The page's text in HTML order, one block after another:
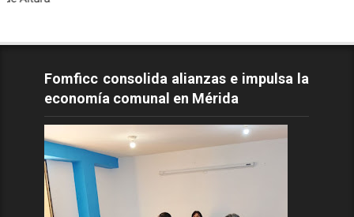
Fomficc consolida alianzas e impulsa la
economía comunal en Mérida